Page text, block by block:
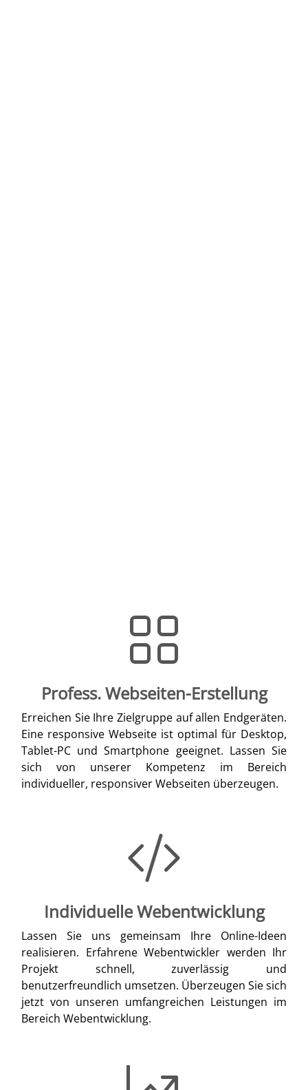
Profess. Webseiten-Erstellung
Erreichen Sie Ihre Zielgruppe auf allen Endgeräten.
Eine responsive Webseite ist optimal für Desktop,
Tablet-PC und Smartphone geeignet. Lassen Sie
sich von unserer Kompetenz im Bereich
individueller, responsiver Webseiten überzeugen.
Individuelle Webentwicklung
Lassen Sie uns gemeinsam Ihre Online-Ideen
realisieren. Erfahrene Webentwickler werden Ihr
Projekt schnell, zuverlässig und
benutzerfreundlich umsetzen. Überzeugen Sie sich
jetzt von unseren umfangreichen Leistungen im
Bereich Webentwicklung.